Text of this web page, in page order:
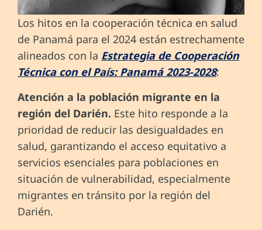
Los hitos en la cooperación técnica en salud
de Panamá para el 2024 están estrechamente
alineados con la Estrategia de Cooperación
Técnica con el País: Panamá 2023-2028:
Atención a la población migrante en la
región del Darién. Este hito responde a la
prioridad de reducir las desigualdades en
salud, garantizando el acceso equitativo a
servicios esenciales para poblaciones en
situación de vulnerabilidad, especialmente
migrantes en tránsito por la región del
Darién.